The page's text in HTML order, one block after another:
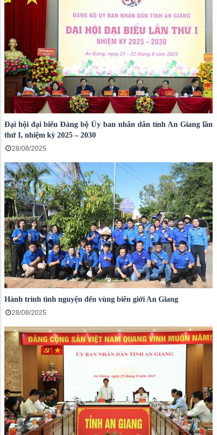
Đại hội đại biểu Đảng bộ Ủy ban nhân dân tỉnh An Giang lần
thứ I, nhiệm kỳ 2025 – 2030
28/08/2025
Hành trình tình nguyện đến vùng biên giới An Giang
28/08/2025